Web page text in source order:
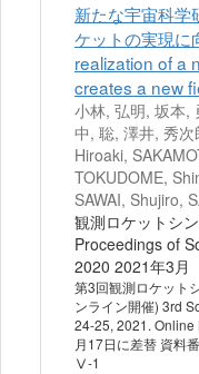
新たな宇宙科学
ケットの実現
realization of a
creates a new
小林, 弘明, 坂本,
中, 聡, 澤井, 秀次
Hiroaki,
TOKUDOME,
SAWAI, Shujiro,
観測ロケットシ
Proceedings of
2020 2021年3月
第3回観測ロケット
ンライン開催) 3rd
24-25, 2021. Online
月17日に差替 資料
Ⅴ-1